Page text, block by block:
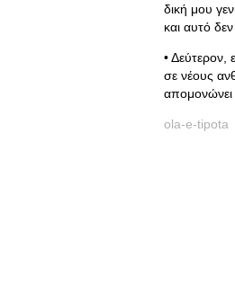
δική μου
και αυτό
• Δεύτερον,
σε νέους
απομονώνει
ola-e-tipota